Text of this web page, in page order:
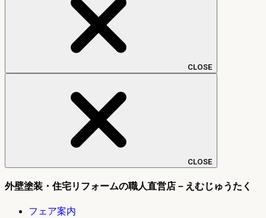
CLOSE
CLOSE
外壁塗装・住宅リフォームの職人直営店－えむじゅうたく
フェア案内